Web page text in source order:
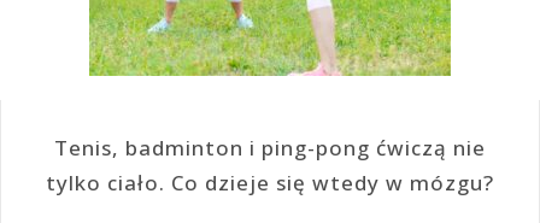
Tenis, badminton i ping-pong ćwiczą nie
tylko ciało. Co dzieje się wtedy w mózgu?